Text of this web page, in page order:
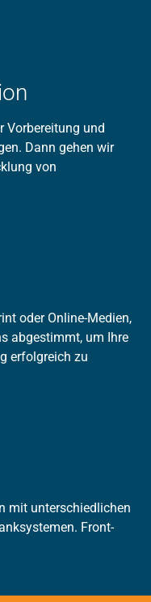
Vorbereitung und
Dann gehen wir
von
oder Online-Medien,
abgestimmt, um Ihre
erfolgreich zu
mit unterschiedlichen
Front-